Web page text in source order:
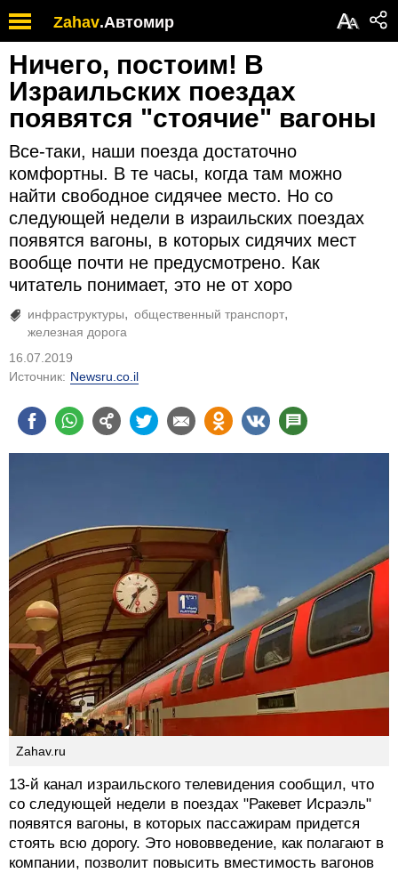
Zahav.Автомир АА
Ничего, постоим! В
Израильских поездах
появятся "стоячие" вагоны
Все-таки, наши поезда достаточно
комфортны. В те часы, когда там можно
найти свободное сидячее место. Но со
следующей недели в израильских поездах
появятся вагоны, в которых сидячих мест
вообще почти не предусмотрено. Как
читатель понимает, это не от хоро
инфраструктуры
общественный транспорт
железная дорога
16.07.2019
Источник: Newsru.co.il
Zahav.ru
13-й канал израильского телевидения сообщил, что
со следующей недели в поездах "Ракевет Исраэль"
появятся вагоны, в которых пассажирам придется
стоять всю дорогу. Это нововведение, как полагают в
компании, позволит повысить вместимость вагонов